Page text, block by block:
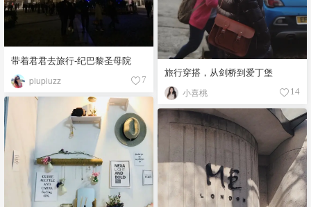
带着君君去旅行-纪巴黎圣母院
piupiuzz 7
旅行穿搭，从剑桥到爱丁堡
小喜桃 14